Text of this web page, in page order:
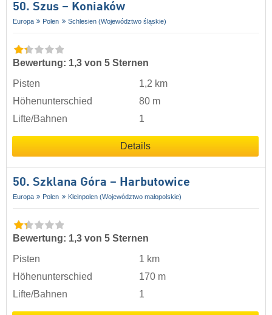
50. Szus – Koniaków
Europa Polen Schlesien (Województwo śląskie)
Bewertung: 1,3 von 5 Sternen
Pisten
1,2 km
Höhenunterschied
80 m
Lifte/Bahnen
1
Details
50. Szklana Góra – Harbutowice
Europa Polen Kleinpolen (Województwo małopolskie)
Bewertung: 1,3 von 5 Sternen
Pisten
1 km
Höhenunterschied
170 m
Lifte/Bahnen
1